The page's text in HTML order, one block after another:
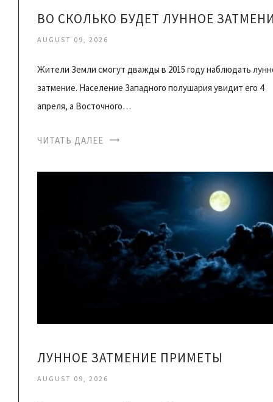
ВО СКОЛЬКО БУДЕТ ЛУННОЕ
AUGUST 09, 2026
Жители Земли смогут дважды в 2015 году наблюдать
затмение. Население Западного полушария увидит его 4
апреля, а Восточного…
ЧИТАТЬ ДАЛЕЕ
ЛУННОЕ ЗАТМЕНИЕ ПРИМЕТЫ
AUGUST 09, 2026